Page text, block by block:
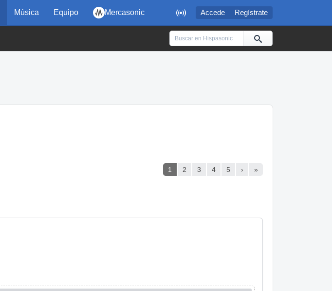
 Accede Regístrate
Música Equipo Mercasonic
1 2 3 4 5 › »